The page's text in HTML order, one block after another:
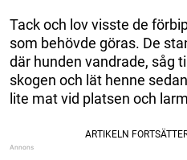
Tack och lov visste de
som behövde göras. De
där hunden vandrade, såg
skogen och lät henne
lite mat vid platsen och